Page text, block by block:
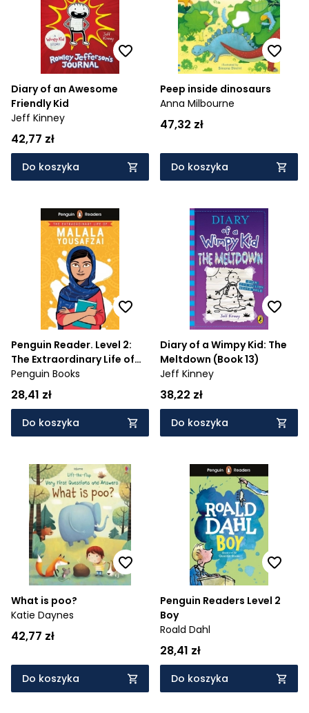
Diary of an Awesome
Friendly Kid
Jeff Kinney
42,77 zł
Do koszyka
Peep inside dinosaurs
Anna Milbourne
47,32 zł
Do koszyka
Penguin Reader. Level 2:
The Extraordinary Life of
Malala Yousafzai
Penguin Books
28,41 zł
Do koszyka
Diary of a Wimpy Kid: The
Meltdown (Book 13)
Jeff Kinney
38,22 zł
Do koszyka
What is poo?
Katie Daynes
42,77 zł
Do koszyka
Penguin Readers Level 2
Boy
Roald Dahl
28,41 zł
Do koszyka